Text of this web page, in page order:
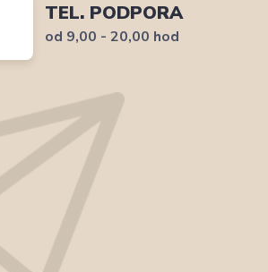
TEL. PODPORA
od 9,00 - 20,00 hod